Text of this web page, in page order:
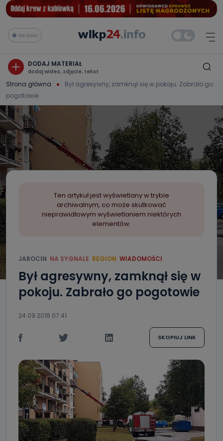
Na żywo
DODAJ MATERIAŁ
dodaj wideo, zdjęcie, tekst
Strona główna
Był agresywny, zamknął się w pokoju. Zabrało go
pogotowie
Ten artykuł jest wyświetlany w trybie
archiwalnym, co może skutkować
nieprawidłowym wyświetlaniem niektórych
elementów.
JAROCIN NA SYGNALE REGION WIADOMOŚCI
Był agresywny, zamknął się w
pokoju. Zabrało go pogotowie
24.09.2018 07:41
SKOPIUJ LINK